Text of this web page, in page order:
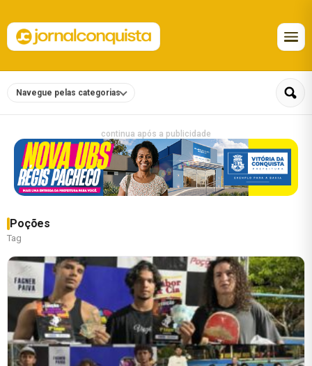
Navegue pelas categorias
continua após a publicidade
Poções
Tag